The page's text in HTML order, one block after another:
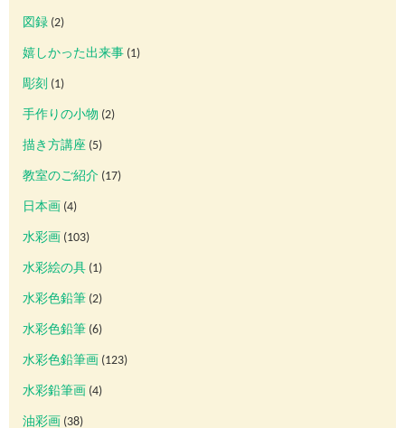
図録 (2)
嬉しかった出来事 (1)
彫刻 (1)
手作りの小物 (2)
描き方講座 (5)
教室のご紹介 (17)
日本画 (4)
水彩画 (103)
水彩絵の具 (1)
水彩色鉛筆 (2)
水彩色鉛筆 (6)
水彩色鉛筆画 (123)
水彩鉛筆画 (4)
油彩画 (38)